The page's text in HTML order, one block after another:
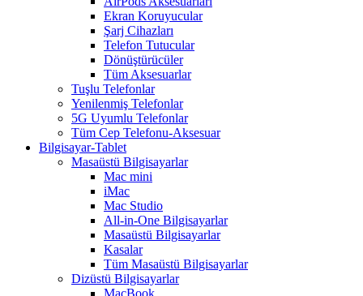
Ekran Koruyucular
Şarj Cihazları
Telefon Tutucular
Dönüştürücüler
Tüm Aksesuarlar
Tuşlu Telefonlar
Yenilenmiş Telefonlar
5G Uyumlu Telefonlar
Tüm Cep Telefonu-Aksesuar
Bilgisayar-Tablet
Masaüstü Bilgisayarlar
Mac mini
iMac
Mac Studio
All-in-One Bilgisayarlar
Masaüstü Bilgisayarlar
Kasalar
Tüm Masaüstü Bilgisayarlar
Dizüstü Bilgisayarlar
MacBook